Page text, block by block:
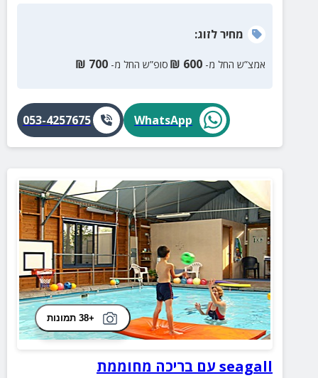
מחירלזוג:
אמצ”ש החל מ- 600
₪ סופ”ש החל מ- 700
₪
WhatsApp
053-4257675
+38 תמונות
seagall עם בריכה מחוממת